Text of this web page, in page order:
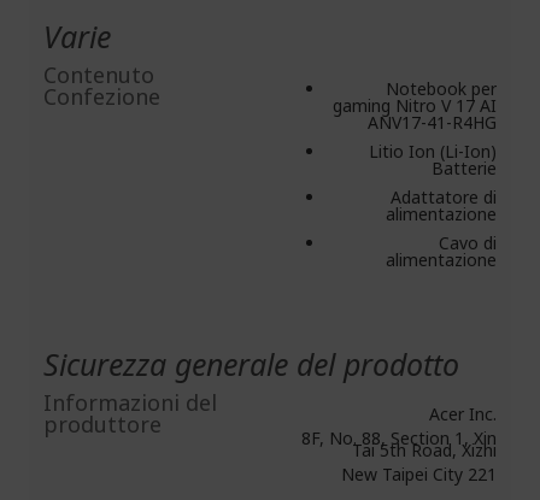
Varie
Contenuto
Confezione Notebook per
gaming Nitro V 17 AI
ANV17-41-R4HG
Litio Ion (Li-Ion)
Batterie
Adattatore di
alimentazione
Cavo di
alimentazione
Sicurezza generale del prodotto
Informazioni del
produttore
Acer Inc.
8F, No. 88, Section 1, Xin
Tai 5th Road, Xizhi
New Taipei City 221